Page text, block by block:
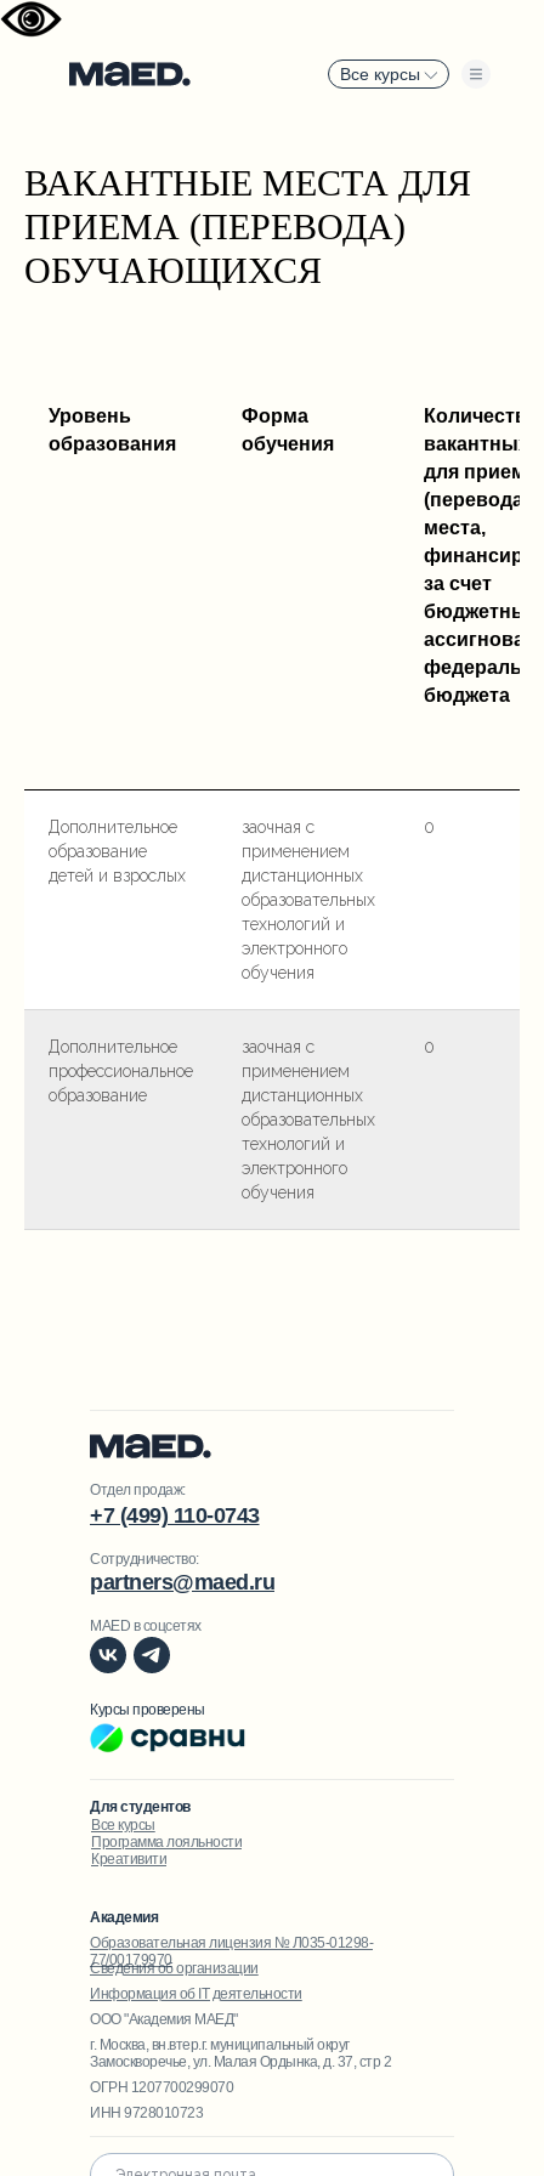
Все курсы
ВАКАНТНЫЕ МЕСТА ДЛЯ
ПРИЕМА (ПЕРЕВОДА)
ОБУЧАЮЩИХСЯ
Уровень
образования
Форма
обучения
Количество
вакантных
для приема
(перевода)
места,
за счет
бюджетных
бюджета
Дополнительное
образование
детей и взрослых
заочная с
применением
дистанционных
образовательных
технологий и
электронного
обучения
0
Дополнительное
профессиональное
образование
заочная с
применением
дистанционных
образовательных
технологий и
электронного
обучения
0
Сотрудничество:
Отдел продаж:
+7 (499) 110-0743
Для студентов
partners@maed.ru
MAED в соцсетях
Академия
Образовательная лицензия № Л035-01298-
77/00179970
ООО "Академия МАЕД"
г. Москва, вн.втер.г. муниципальный округ
Замоскворечье, ул. Малая Ордынка, д. 37, стр 2
ОГРН 1207700299070
ИНН 9728010723
Сведения об организации
Информация об IT деятельности
Все курсы
Программа лояльности
Креативити
Курсы проверены